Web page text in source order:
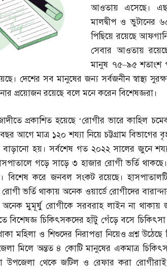
আওতায় এসেছে।
মালদ্বীপ ও ভুটানের
পিছিয়ে রয়েছে
সেবার আওতায়
মানুষ ৭৫–৯৫ শতাংশ
দেশের সব মানুষের জন্য সর্বজনীন স্বাস্থ্য
প্রয়োজন রয়েছে বলে মনে করেন বিশেষজ্ঞরা।
প্রকাশিত হয়েছে ‘রোগীর ভারে কাহিল
আগে মাত্র ১২০ শয্যা নিয়ে চট্টগ্রাম বিভাগের
বাড়ানো হয়। সর্বশেষ গত ২০২২ সালের জুনে
গড়ে সাড়ে ৩ হাজার রোগী ভর্তি
বিশেষ করে জনবল সংকট রয়েছে।
রোগী ভর্তি থাকায় অনেক ওয়ার্ডে রোগীদের
অনেক মুমূর্ষু রোগীকে সরবরাহ লাইন না থাকায়
বিশেষজ্ঞ চিকিৎসকদের হাঁটু গেঁড়ে বসে
মহিলা ও শিশুদের নিরাপত্তা নিয়েও প্রশ্ন উঠেছে
মিলে অন্তত ৪ কোটি মানুষের একমাত্র
উপজেলা থেকে জটিল ও রেফার করা